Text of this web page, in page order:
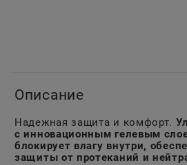
Описание
Надежная защита и комфорт.
с инновационным гелевым
блокирует влагу внутри,
защиты от протеканий и